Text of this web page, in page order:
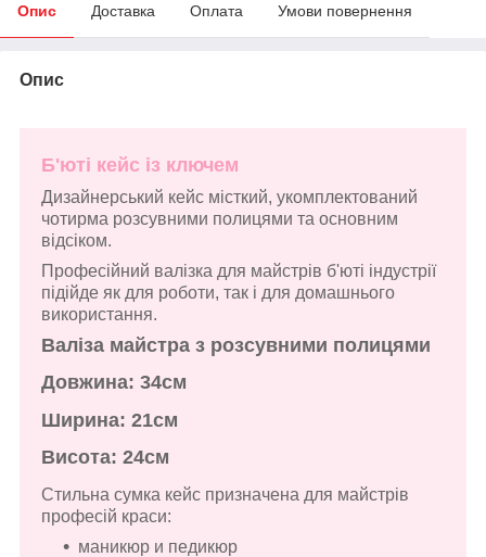
Опис Доставка Оплата Умови повернення
Опис
Б'юті кейс із ключем
Дизайнерський кейс місткий, укомплектований
чотирма розсувними полицями та основним
відсіком.
Професійний валізка для майстрів б'юті індустрії
підійде як для роботи, так і для домашнього
використання.
Валіза майстра з розсувними полицями
Довжина: 34см
Ширина: 21см
Висота: 24см
Стильна сумка кейс призначена для майстрів
професій краси:
маникюр и педикюр